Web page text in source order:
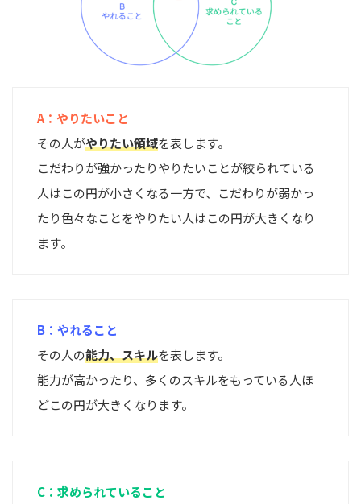
A：やりたいこと
その人がやりたい領域を表します。
こだわりが強かったりやりたいことが絞られている
人はこの円が小さくなる一方で、こだわりが弱かっ
たり色々なことをやりたい人はこの円が大きくなり
ます。
B：やれること
その人の能力、スキルを表します。
能力が高かったり、多くのスキルをもっている人ほ
どこの円が大きくなります。
C：求められていること